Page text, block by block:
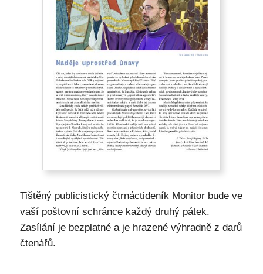
Tištěný publicistický čtrnáctideník Monitor bude ve
vaší poštovní schránce každý druhý pátek.
Zasílání je bezplatné a je hrazené výhradně z darů
čtenářů.